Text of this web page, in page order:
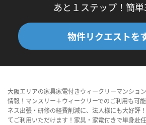
あと１ステップ！簡単
物件リクエストを
大阪エリアの家具家電付きウィークリーマンショ
情報！マンスリー＋ウィークリーでのご利用も可
ネス出張・研修の経費削減に、法人様にも大好評
てご利用いただけます！家具・家電付きで単身赴任